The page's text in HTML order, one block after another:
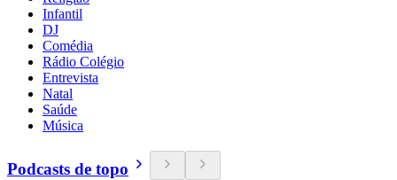
Infantil
DJ
Comédia
Rádio Colégio
Entrevista
Natal
Saúde
Música
Podcasts de topo